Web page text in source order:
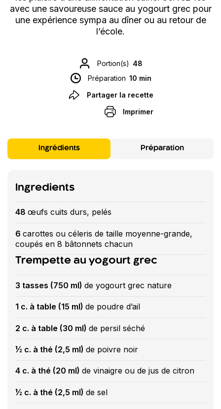
avec une savoureuse sauce au yogourt grec pour
une expérience sympa au dîner ou au retour de
l’école.
Portion(s) 48
Préparation 10 min
Partager la recette
Imprimer
Ingrédients Préparation
Ingredients
48 œufs cuits durs, pelés
6 carottes ou céleris de taille moyenne-grande,
coupés en 8 bâtonnets chacun
Trempette au yogourt grec
3 tasses (750 ml) de yogourt grec nature
1 c. à table (15 ml) de poudre d’ail
2 c. à table (30 ml) de persil séché
½ c. à thé (2,5 ml) de poivre noir
4 c. à thé (20 ml) de vinaigre ou de jus de citron
½ c. à thé (2,5 ml) de sel